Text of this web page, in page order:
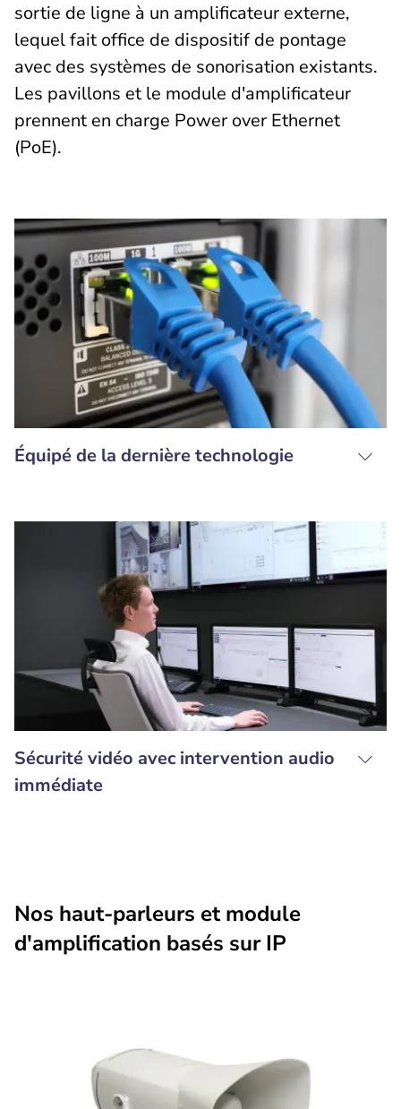
sortie de ligne à un amplificateur externe,
lequel fait office de dispositif de pontage
avec des systèmes de sonorisation existants.
Les pavillons et le module d'amplificateur
prennent en charge Power over Ethernet
(PoE).
Équipé de la dernière technologie
Sécurité vidéo avec intervention audio
immédiate
Nos haut-parleurs et module
d'amplification basés sur IP